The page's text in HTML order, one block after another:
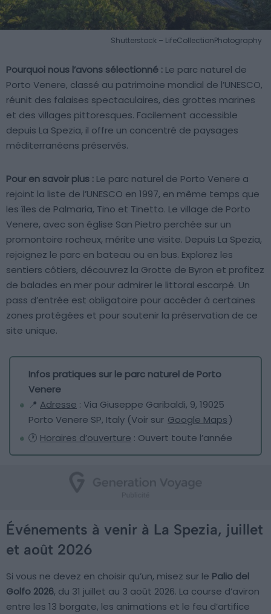
Shutterstock – LifeCollectionPhotography
Pourquoi nous l’avons sélectionné : Le parc naturel de
Porto Venere, classé au patrimoine mondial de l’UNESCO,
réunit des falaises spectaculaires, des grottes marines
et des villages pittoresques. Facilement accessible
depuis La Spezia, il offre un concentré de paysages
méditerranéens préservés.
Pour en savoir plus : Le parc naturel de Porto Venere a
rejoint la liste de l’UNESCO en 1997, en même temps que
les îles de Palmaria, Tino et Tinetto. Le village de Porto
Venere, avec son église San Pietro perchée sur un
promontoire rocheux, mérite une visite. Depuis La Spezia,
rejoignez le parc en bateau ou en bus. Explorez les
sentiers côtiers, découvrez la Grotte de Byron et profitez
de balades en mer pour admirer le littoral escarpé. Un
pass d’entrée est obligatoire pour accéder à certaines
zones protégées et pour soutenir la préservation de ce
site unique.
Infos pratiques sur le parc naturel de Porto
Venere
📍 Adresse : Via Giuseppe Garibaldi, 9, 19025
Porto Venere SP, Italy (Voir sur Google Maps)
🕐 Horaires d’ouverture : Ouvert toute l’année
Événements à venir à La Spezia, juillet
et août 2026
Si vous ne devez en choisir qu’un, misez sur le Palio del
Golfo 2026, du 31 juillet au 3 août 2026. La course d’aviron
entre les 13 borgate, les animations et le feu d’artifice